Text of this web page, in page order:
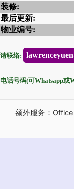
装修:
最后更新:
物业编号:
请联络:
电话号码(可Whatsapp或
额外服务：